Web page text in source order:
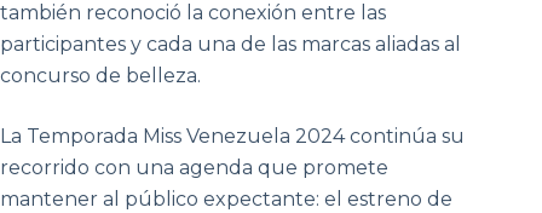
también reconoció la conexión entre las
participantes y cada una de las marcas aliadas al
concurso de belleza.
La Temporada Miss Venezuela 2024 continúa su
recorrido con una agenda que promete
mantener al público expectante: el estreno de